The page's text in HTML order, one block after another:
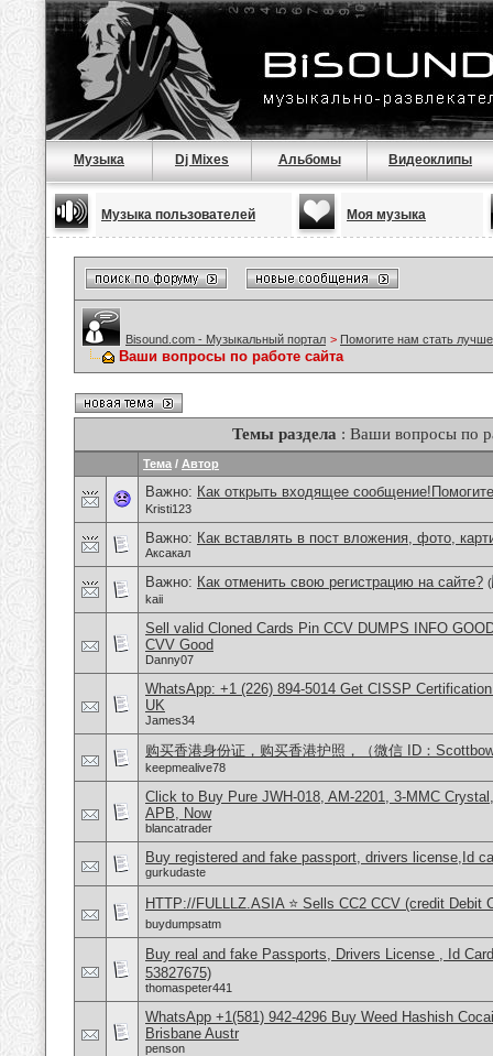
Музыка Dj Mixes Альбомы Видеоклипы
Музыка пользователей Моя музыка
Bisound.com - Музыкальный портал > Помогите нам стать
Ваши вопросы по работе сайта
Темы раздела : Ваши вопросы по
Тема / Автор
Важно: Как открыть входящее
Kristi123
Важно: Как вставлять в пост вложения, фото,
Аксакал
Важно: Как отменить свою регистрацию на сайте? (
kaii
Sell valid Cloned Cards Pin CCV DUMPS INFO
CVV Good
Danny07
WhatsApp: +1 (226) 894-5014​ Get CISSP
UK
James34
购买香港身份证，购买香港护照，（微信 ID：
keepmealive78
Click to Buy Pure JWH-018, AM-2201, 3-MMC
APB, Now
blancatrader
Buy registered and fake passport, drivers license,Id
gurkudaste
HTTP://FULLLZ.ASIA ⭐️ Sells CC2 CCV (credit Debit
buydumpsatm
Buy real and fake Passports, Drivers License , Id
53827675)
thomaspeter441
WhatsApp +1(581) 942-4296 Buy Weed Hashish
Brisbane Austr
penson